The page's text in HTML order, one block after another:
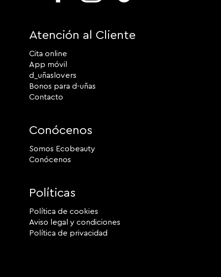
Atención al Cliente
Cita online
App móvil
d_uñaslovers
Bonos para d-uñas
Contacto
Conócenos
Somos Ecobeauty
Conócenos
Políticas
Política de cookies
Aviso legal y condiciones
Política de privacidad